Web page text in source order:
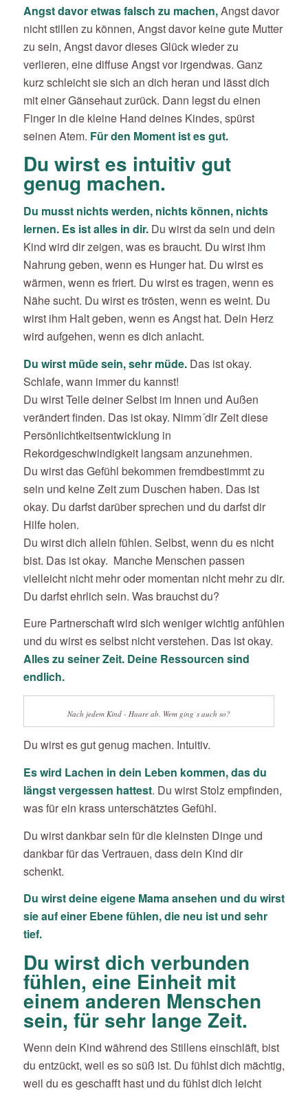
Angst davor etwas falsch zu machen,Angst davor
nicht stillen zu können, Angst davor keine gute Mutter
zu sein, Angst davor dieses Glück wieder zu
verlieren, eine diffuse Angst vor irgendwas. Ganz
kurz schleicht sie sich an dich heran und lässt dich
mit einer Gänsehaut zurück. Dann legst du einen
Finger in die kleine Hand deines Kindes, spürst
seinen Atem. Für den Moment ist es gut.
Du wirst es intuitiv gut
genug machen.
Du musst nichts werden, nichts können, nichts
lernen. Es ist alles in dir.Du wirst da sein und dein
Kind wird dir zeigen, was es braucht. Du wirst ihm
Nahrung geben, wenn es Hunger hat. Du wirst es
wärmen, wenn es friert. Du wirst es tragen, wenn es
Nähe sucht. Du wirst es trösten, wenn es weint. Du
wirst ihm Halt geben, wenn es Angst hat. Dein Herz
wird aufgehen, wenn es dich anlacht.
Du wirst müde sein, sehr müde.Das ist okay.
Schlafe, wann immer du kannst!
Du wirst Teile deiner Selbst im Innen und Außen
verändert finden. Das ist okay. Nimm´dir Zeit diese
Persönlichtkeitsentwicklung in
Rekordgeschwindigkeit langsam anzunehmen.
Du wirst das Gefühl bekommen fremdbestimmt zu
sein und keine Zeit zum Duschen haben. Das ist
okay. Du darfst darüber sprechen und du darfst dir
Hilfe holen.
Du wirst dich allein fühlen. Selbst, wenn du es nicht
bist. Das ist okay. Manche Menschen passen
vielleicht nicht mehr oder momentan nicht mehr zu dir.
Du darfst ehrlich sein. Was brauchst du?
Eure Partnerschaft wird sich weniger wichtig anfühlen
und du wirst es selbst nicht verstehen. Das ist okay.
Alles zu seiner Zeit. Deine Ressourcen sind
endlich.
Nach jedem Kind - Haare ab. Wem ging´s auch so?
Du wirst es gut genug machen. Intuitiv.
Es wird Lachen in dein Leben kommen, das du
längst vergessen hattest. Du wirst Stolz empfinden,
was für ein krass unterschätztes Gefühl.
Du wirst dankbar sein für die kleinsten Dinge und
dankbar für das Vertrauen, dass dein Kind dir
schenkt.
Du wirst deine eigene Mama ansehen und du wirst
sie auf einer Ebene fühlen, die neu ist und sehr
tief.
Du wirst dich verbunden
fühlen, eine Einheit mit
einem anderen Menschen
sein, für sehr lange Zeit.
Wenn dein Kind während des Stillens einschläft, bist
du entzückt, weil es so süß ist. Du fühlst dich mächtig,
weil du es geschafft hast und du fühlst dich leicht